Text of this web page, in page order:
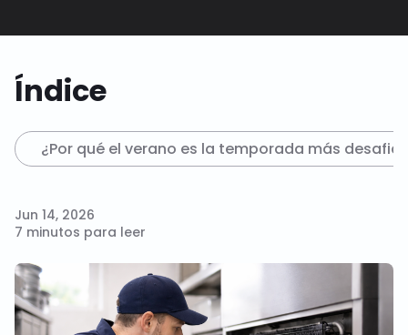
Índice
¿Por qué el verano es la temporada más
Jun 14, 2026
7 minutos para leer